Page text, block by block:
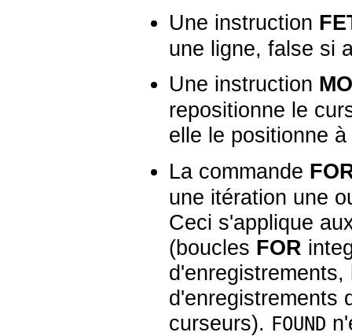
Une instruction
une ligne, false si
Une instruction
repositionne le
elle le positionne
La commande
une itération une
Ceci s'applique
(boucles FOR
d'enregistrements
curseurs). FOUND